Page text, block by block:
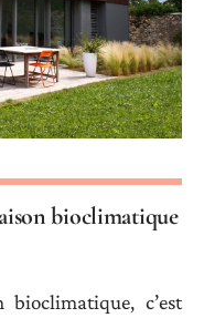
bioclimatique
c’est